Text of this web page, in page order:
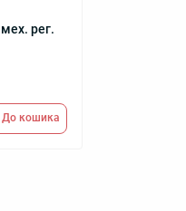
рег.
До кошика